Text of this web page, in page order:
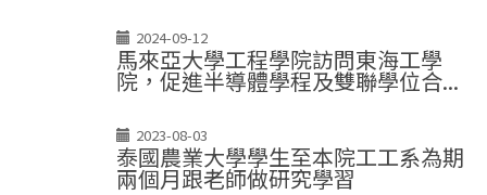
2024-09-12
馬來亞大學工程學院訪問東海工學
院，促進半導體學程及雙聯學位合...
2023-08-03
泰國農業大學學生至本院工工系為期
兩個月跟老師做研究學習